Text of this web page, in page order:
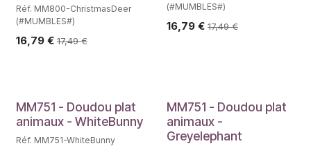
Réf. MM800-ChristmasDeer
(#MUMBLES#)
16,79 € 17,49€
(#MUMBLES#)
16,79€ 17,49€
MM751 - Doudou plat
animaux - WhiteBunny
Réf. MM751-WhiteBunny
MM751 - Doudou plat
animaux -
Greyelephant